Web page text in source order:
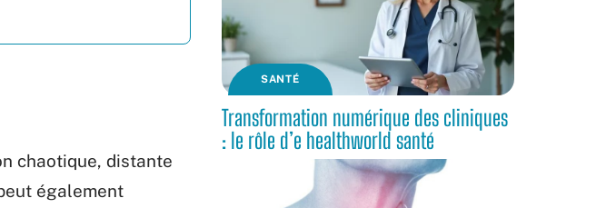
chaotique, distante
également
SANTÉ
Transformation numérique des cliniques
: le rôle d’e healthworld santé